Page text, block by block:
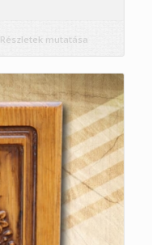
Részletek mutatása